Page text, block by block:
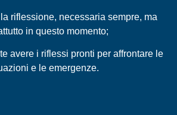
riflessione, necessaria sempre, ma
in questo momento;
avere i riflessi pronti per affrontare le
e le emergenze.